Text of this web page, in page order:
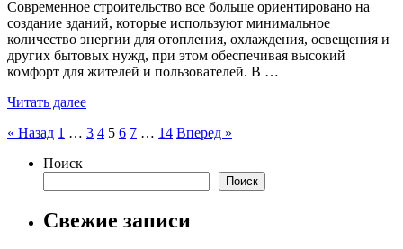
Современное строительство все больше ориентировано на
создание зданий, которые используют минимальное
количество энергии для отопления, охлаждения, освещения и
других бытовых нужд, при этом обеспечивая высокий
комфорт для жителей и пользователей. В …
Читать далее
Пагинация
записей
« Назад 1 … 3 4 5 6 7 … 14 Вперед »
Поиск
Поиск
Свежие записи